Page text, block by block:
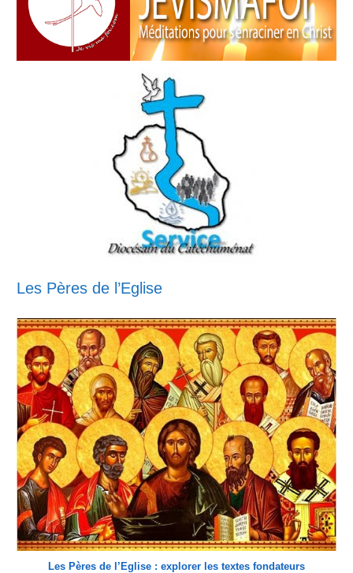
Les Pères de l’Eglise
Les Pères de l’Eglise : explorer les textes fondateurs